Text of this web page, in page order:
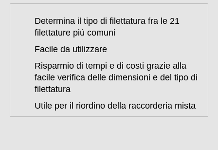
Determina il tipo di filettatura fra le 21
filettature più comuni
Facile da utilizzare
Risparmio di tempi e di costi grazie alla
facile verifica delle dimensioni e del tipo di
filettatura
Utile per il riordino della raccorderia mista